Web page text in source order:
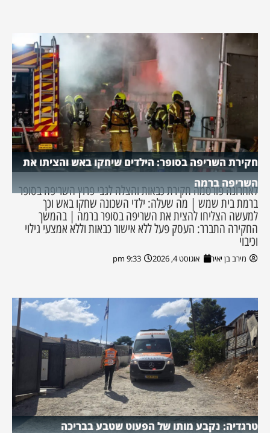
חקירת השריפה בסופר: הילדים שיחקו באש והציתו את
השריפה ברמה
לאחרונה פורסמה חקירת כבאות והצלה לגבי פרוץ השריפה בסופר
ברמת בית שמש | מה שעלה: ילדי השכונה שחקו באש וכך
למעשה הצליחו להצית את השריפה בסופר ברמה | בהמשך
החקירה התברר: העסק פעל ללא אישור כבאות וללא אמצעי גילוי
וכיבוי
מירב בן יאיר אוגוסט 4, 2026 9:33 pm
טרגדיה: נקבע מותו של הפעוט שטבע בבריכה